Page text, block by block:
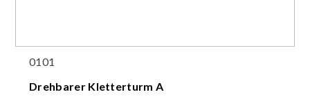
0101
Drehbarer Kletterturm A